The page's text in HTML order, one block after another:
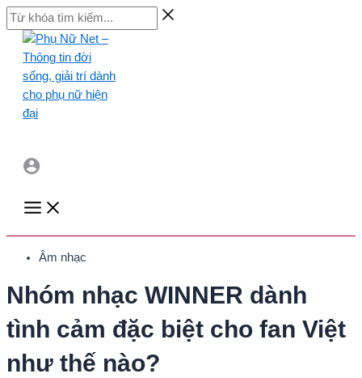
Skip
to
content
Từ
khóa
kiếm...
Main
Menu
Âm nhạc
Nhóm nhạc WINNER dành
tình cảm đặc biệt cho fan Việt
như thế nào?